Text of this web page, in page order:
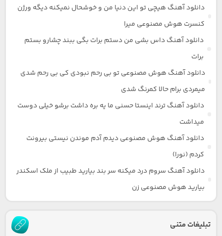
دانلود آهنگ هیچی تو این دنیا من و خوشحال نمیکنه دیگه ورژن
کنسرت هوش مصنوعی میرا
دانلود آهنگ داس بشی من دستم برات بگی ببند چشارو بستم
برات
دانلود آهنگ هوش مصنوعی تو بی رحم نبودی کی بی رحم شدی
میمردی برام حالا کمرنگ شدی
دانلود آهنگ ترند اینستا حسنی ما یه بره داشت برشو خیلی دوست
میداشت
دانلود آهنگ هوش مصنوعی دیدم آدم موندن نیستی بیرونت
کردم (نورا)
دانلود آهنگ سروم درد میکنه سر بند بیارید طبیب از ملک اسکندر
بیارید هوش مصنوعی زن
تبلیغات متنی